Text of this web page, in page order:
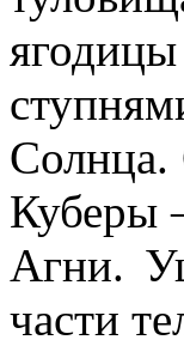
Солнца.
Куберы
Агни.
части